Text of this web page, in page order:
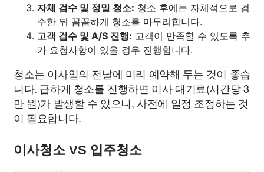
자체 검수 및 정밀 청소: 청소 후에는 자체적으로 검
수한 뒤 꼼꼼하게 청소를 마무리합니다.
고객 검수 및 A/S 진행: 고객이 만족할 수 있도록 추
가 요청사항이 있을 경우 진행합니다.
청소는 이사일의 전날에 미리 예약해 두는 것이 좋습
니다. 급하게 청소를 진행하면 이사 대기료(시간당 3
만 원)가 발생할 수 있으니, 사전에 일정 조정하는 것
이 필요합니다.
이사청소 VS 입주청소